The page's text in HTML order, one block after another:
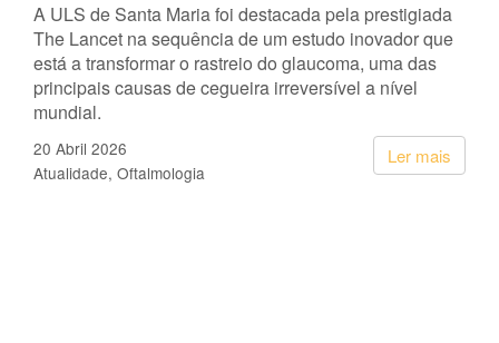
A ULS de Santa Maria foi destacada pela prestigiada
The Lancet na sequência de um estudo inovador que
está a transformar o rastreio do glaucoma, uma das
principais causas de cegueira irreversível a nível
mundial.
Ler mais
20 Abril 2026
Atualidade Oftalmologia